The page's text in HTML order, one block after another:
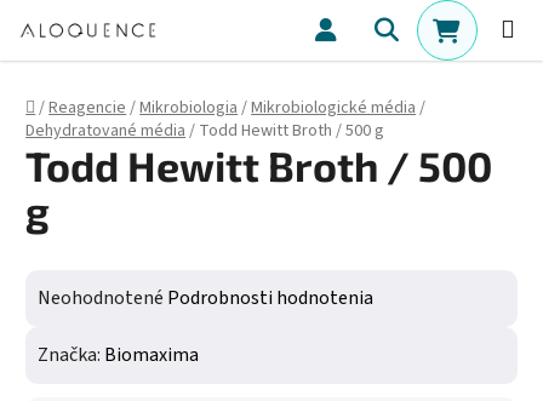
Hľadať
Domov
/Reagencie/Mikrobiologia/Mikrobiologické média/
Dehydratované média/ Todd Hewitt Broth / 500 g
Todd Hewitt Broth / 500
g
Priemerné hodnotenie produktu je 0,0 z 5 hviezdičiek.
Neohodnotené Podrobnosti hodnotenia
Značka: Biomaxima